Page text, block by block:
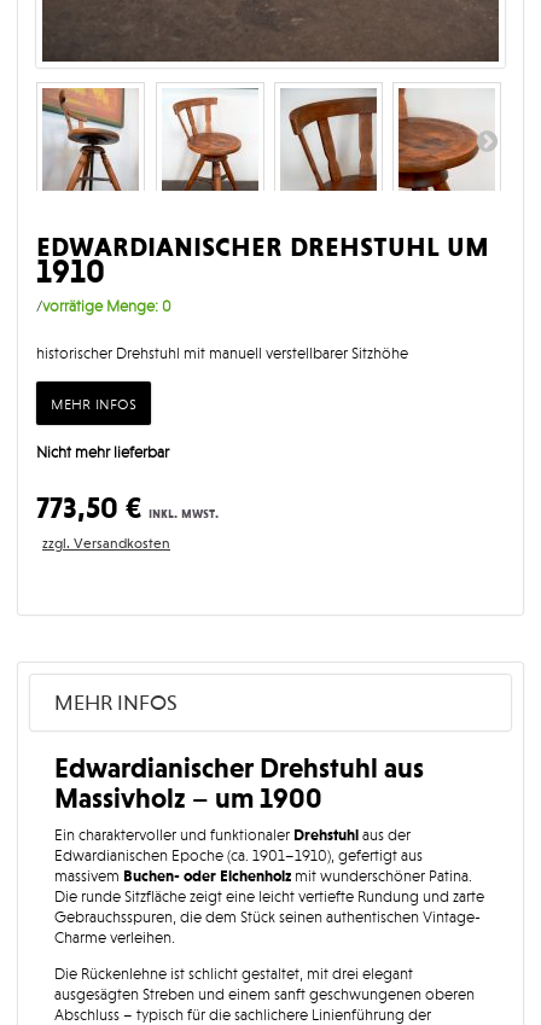
edwardianischer drehstuhl um
1910
/vorrätige Menge: 0
historischer Drehstuhl mit manuell verstellbarer Sitzhöhe
mehr infos
Nicht mehr lieferbar
773,50 € inkl. mwst.
zzgl. Versandkosten
MEHR INFOS
Edwardianischer Drehstuhl aus
Massivholz – um 1900
Ein charaktervoller und funktionaler Drehstuhl aus der
Edwardianischen Epoche (ca. 1901–1910), gefertigt aus
massivem Buchen- oder Eichenholz mit wunderschöner Patina.
Die runde Sitzfläche zeigt eine leicht vertiefte Rundung und zarte
Gebrauchsspuren, die dem Stück seinen authentischen Vintage-
Charme verleihen.
Die Rückenlehne ist schlicht gestaltet, mit drei elegant
ausgesägten Streben und einem sanft geschwungenen oberen
Abschluss – typisch für die sachlichere Linienführung der